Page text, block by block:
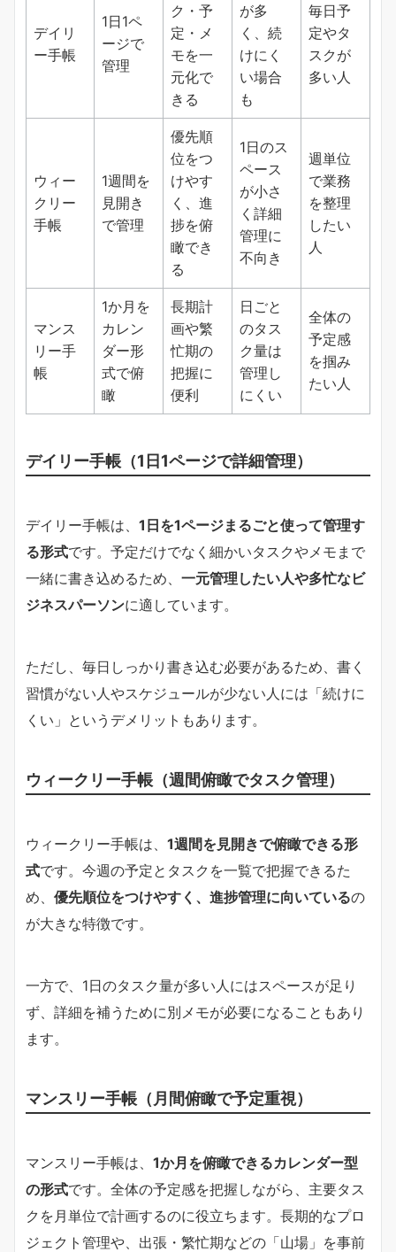
デイリ
ー手帳
1日1ペ
ージで
管理
ク・予
定・メ
モを一
元化で
きる
が多
く、続
けにく
い場合
も
毎日予
定やタ
スクが
多い人
ウィー
クリー
手帳
1週間を
見開き
で管理
優先順
位をつ
けやす
く、進
捗を俯
瞰でき
る
1日のス
ペース
が小さ
く詳細
管理に
不向き
週単位
で業務
を整理
したい
人
マンス
リー手
帳
1か月を
カレン
ダー形
式で俯
瞰
長期計
画や繁
忙期の
把握に
便利
日ごと
のタス
ク量は
管理し
にくい
全体の
予定感
を掴み
たい人
デイリー手帳（1日1ページで詳細管理）
デイリー手帳は、 1日を1ページまるごと使って管理す
る形式です。予定だけでなく細かいタスクやメモまで
一緒に書き込めるため、 一元管理したい人や多忙なビ
ジネスパーソンに適しています。
ただし、毎日しっかり書き込む必要があるため、書く
習慣がない人やスケジュールが少ない人には「続けに
くい」というデメリットもあります。
ウィークリー手帳（週間俯瞰でタスク管理）
ウィークリー手帳は、 1週間を見開きで俯瞰できる形
式です。今週の予定とタスクを一覧で把握できるた
め、 優先順位をつけやすく、進捗管理に向いているの
が大きな特徴です。
一方で、1日のタスク量が多い人にはスペースが足り
ず、詳細を補うために別メモが必要になることもあり
ます。
マンスリー手帳（月間俯瞰で予定重視）
マンスリー手帳は、 1か月を俯瞰できるカレンダー型
の形式です。全体の予定感を把握しながら、主要タス
クを月単位で計画するのに役立ちます。長期的なプロ
ジェクト管理や、出張・繁忙期などの「山場」を事前